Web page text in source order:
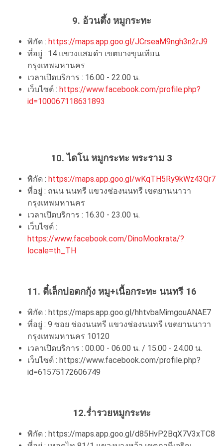
9. อ้วนตึ้ง หมูกระทะ
พิกัด : https://maps.app.goo.gl/JCrseaM9ngh3n2rJ9
ที่อยู่ : 14 แขวงแสมดำ เขตบางขุนเทียน
กรุงเทพมหานคร
เวลาเปิดบริการ : 16.00 - 22.00 น.
เว็บไซต์ : https://www.facebook.com/profile.php?
id=100067118631893
10. ไดโน หมูกระทะ พระราม 3
พิกัด : https://maps.app.goo.gl/wKqTH5Ry9kWz43Qr7
ที่อยู่ : ถนน นนทรี แขวงช่องนนทรี เขตยานนาวา
กรุงเทพมหานคร
เวลาเปิดบริการ : 16.30 - 23.00 น.
เว็บไซต์ :
https://www.facebook.com/DinoMookrata/?
locale=th_TH
11. ตี๋เล็กบ่อตกกุ้ง หมู+เนื้อกระทะ นนทรี 16
พิกัด : https://maps.app.goo.gl/hhtvbaMimgouANAE7
ที่อยู่ : 9 ซอย ช่องนนทรี แขวงช่องนนทรี เขตยานนาวา
กรุงเทพมหานคร 10120
เวลาเปิดบริการ : 00.00 - 06.00 น. / 15.00 - 24.00 น.
เว็บไซต์ : https://www.facebook.com/profile.php?
id=61575172606749
12.ร่ำรวยหมูกระทะ
พิกัด : https://maps.app.goo.gl/d85HvP2BqX7V3xTC8